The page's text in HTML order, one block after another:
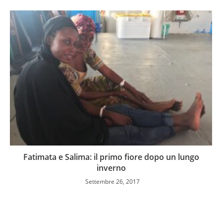
Fatimata e Salima: il primo fiore dopo un lungo
inverno
Settembre 26, 2017